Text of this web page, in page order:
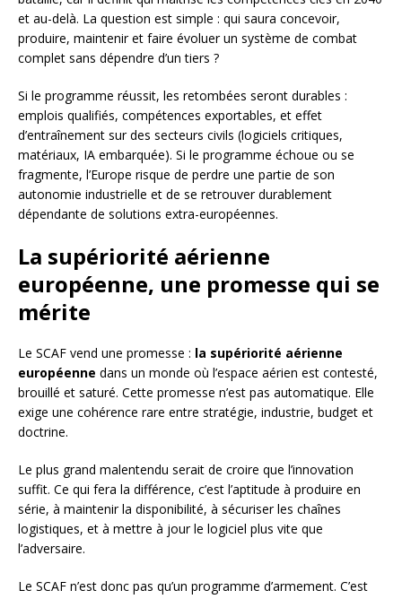
et au-delà. La question est simple : qui saura concevoir,
produire, maintenir et faire évoluer un système de combat
complet sans dépendre d’un tiers ?
Si le programme réussit, les retombées seront durables :
emplois qualifiés, compétences exportables, et effet
d’entraînement sur des secteurs civils (logiciels critiques,
matériaux, IA embarquée). Si le programme échoue ou se
fragmente, l’Europe risque de perdre une partie de son
autonomie industrielle et de se retrouver durablement
dépendante de solutions extra-européennes.
La supériorité aérienne
européenne, une promesse qui se
mérite
Le SCAF vend une promesse : la supériorité aérienne
européenne dans un monde où l’espace aérien est contesté,
brouillé et saturé. Cette promesse n’est pas automatique. Elle
exige une cohérence rare entre stratégie, industrie, budget et
doctrine.
Le plus grand malentendu serait de croire que l’innovation
suffit. Ce qui fera la différence, c’est l’aptitude à produire en
série, à maintenir la disponibilité, à sécuriser les chaînes
logistiques, et à mettre à jour le logiciel plus vite que
l’adversaire.
Le SCAF n’est donc pas qu’un programme d’armement. C’est